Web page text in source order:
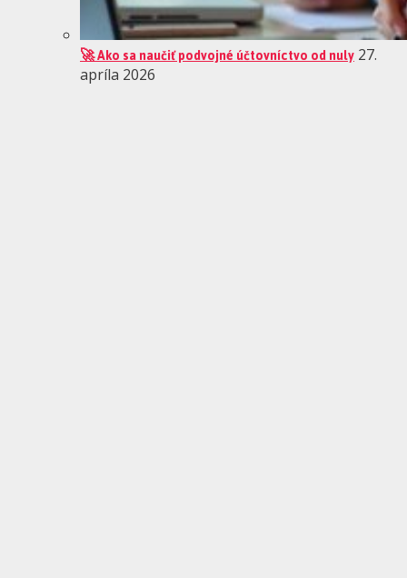
🚀 Ako sa naučiť podvojné účtovníctvo od nuly 27.
apríla 2026